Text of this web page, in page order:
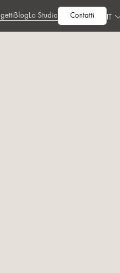
BlogLo Studio Contatti IT